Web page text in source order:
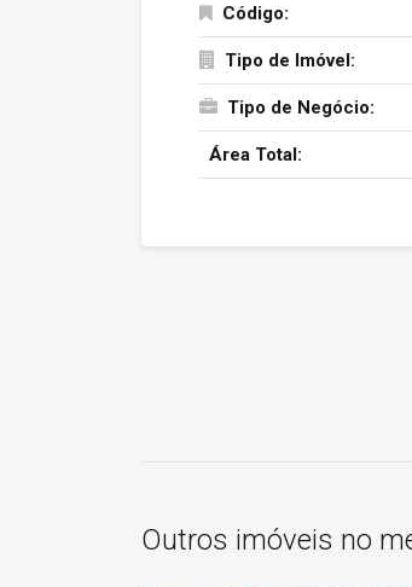
Código:
Tipo de Imóvel:
Tipo de Negócio:
Área Total:
Outros imóveis no